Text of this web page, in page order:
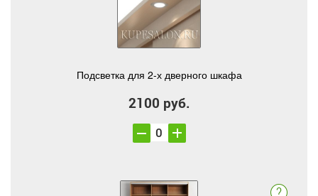
Подсветка для 2-х дверного шкафа
2100 руб.